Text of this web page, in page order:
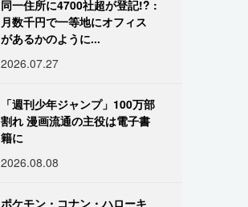
同一住所に4700社超が登記!? :
月数千円で一等地にオフィス
があるかのように...
2026.07.27
「週刊少年ジャンプ」100万部
割れ 漫画流通の主役は電子書
籍に
2026.08.08
ポケモン・コナン・ハローキ